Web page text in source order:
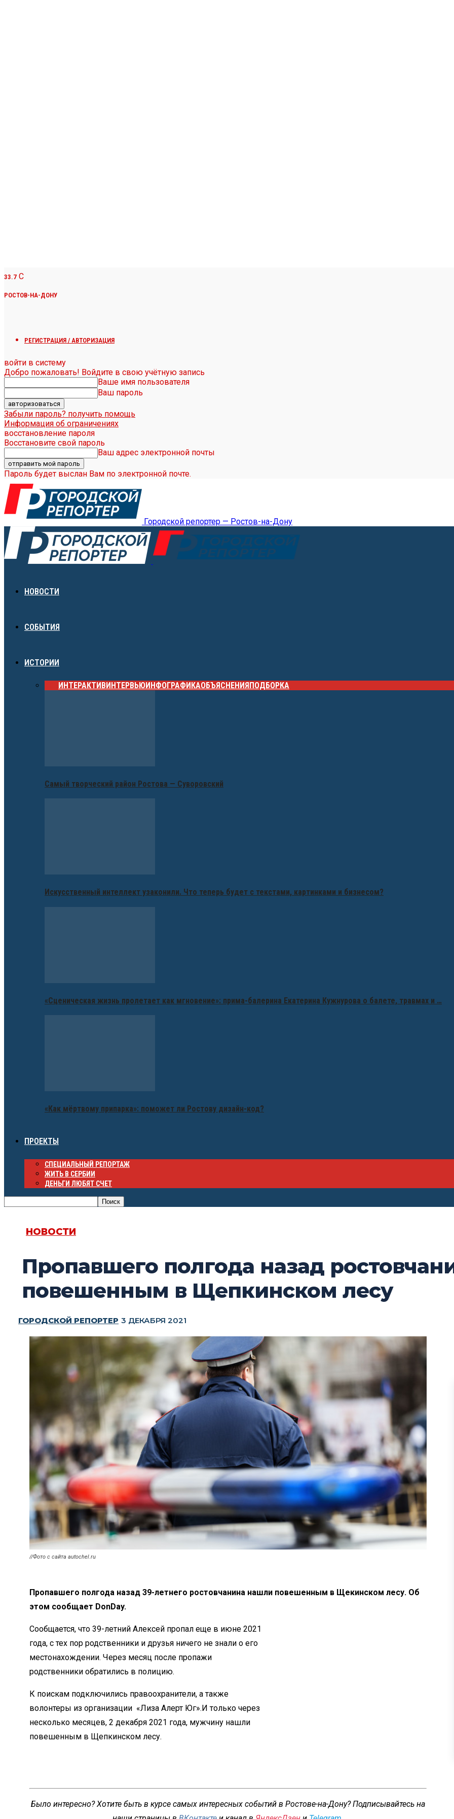
33.7 C
РОСТОВ-НА-ДОНУ
РЕГИСТРАЦИЯ / АВТОРИЗАЦИЯ
войти в систему
Добро пожаловать! Войдите в свою учётную запись
Ваше имя пользователя
Ваш пароль
Забыли пароль? получить помощь
Информация об ограничениях
восстановление пароля
Восстановите свой пароль
Ваш адрес электронной почты
Пароль будет выслан Вам по электронной почте.
Городской репортер — Ростов-на-Дону
НОВОСТИ
СОБЫТИЯ
ИСТОРИИ
ИНТЕРАКТИВИНТЕРВЬЮИНФОГРАФИКАОБЪЯСНЕНИЯПОДБОРКА
Самый творческий район Ростова — Суворовский
Искусственный интеллект узаконили. Что теперь будет с текстами, картинками и бизнесом?
«Сценическая жизнь пролетает как мгновение»: прима-балерина Екатерина Кужнурова о балете, травмах и …
«Как мёртвому припарка»: поможет ли Ростову дизайн-код?
ПРОЕКТЫ
СПЕЦИАЛЬНЫЙ РЕПОРТАЖ
ЖИТЬ В СЕРБИИ
ДЕНЬГИ ЛЮБЯТ СЧЕТ
НОВОСТИ
Пропавшего полгода назад
повешенным в Щепкинском лесу
ГОРОДСКОЙ РЕПОРТЕР 3 ДЕКАБРЯ 2021
//Фото с сайта autochel.ru
Пропавшего полгода назад 39-летнего ростовчанина нашли повешенным в Щекинском лесу. Об
этом сообщает DonDay.
Сообщается, что 39-летний Алексей пропал еще в июне 2021
года, с тех пор родственники и друзья ничего не знали о его
местонахождении. Через месяц после пропажи
родственники обратились в полицию.
К поискам подключились правоохранители, а также
волонтеры из организации «Лиза Алерт Юг».И только через
несколько месяцев, 2 декабря 2021 года, мужчину нашли
повешенным в Щепкинском лесу.
Было интересно? Хотите быть в курсе самых интересных событий в Ростове-на-Дону? Подписывайтесь на